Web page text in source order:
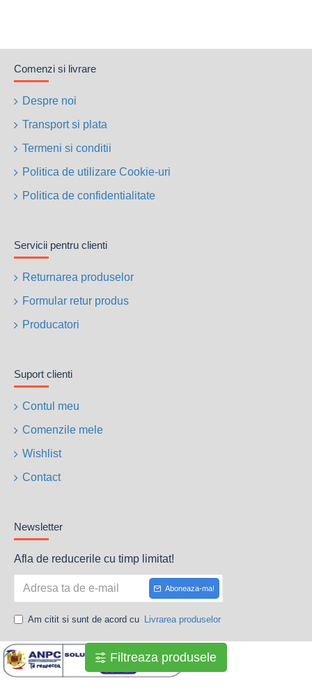
Comenzi si livrare
Despre noi
Transport si plata
Termeni si conditii
Politica de utilizare Cookie-uri
Politica de confidentialitate
Servicii pentru clienti
Returnarea produselor
Formular retur produs
Producatori
Suport clienti
Contul meu
Comenzile mele
Wishlist
Contact
Newsletter
Afla de reducerile cu timp limitat!
Aboneaza-ma!
Am citit si sunt de acord cu Livrarea produselor
Filtreaza produsele